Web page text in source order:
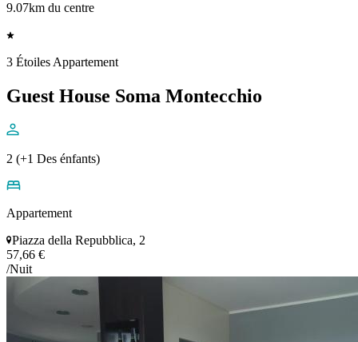
9.07km du centre
3 Étoiles Appartement
Guest House Soma Montecchio
2 (+1 Des énfants)
Appartement
Piazza della Repubblica, 2
57,66 €
/Nuit